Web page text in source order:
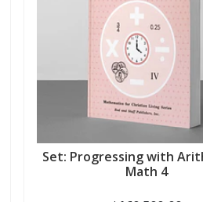
Set: Progressing with
Math 4